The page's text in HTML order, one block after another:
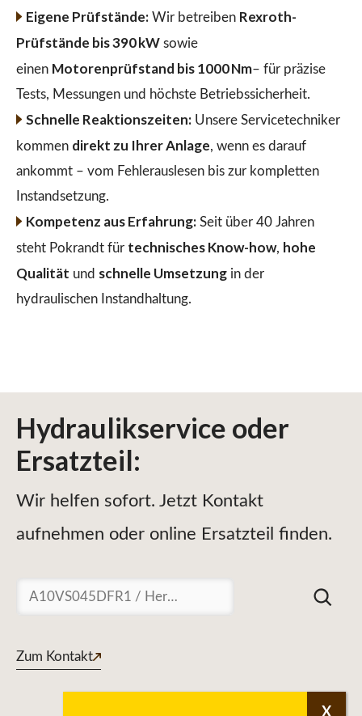
Eigene Prüfstände:Wir betreiben Rexroth-
Prüfstände bis 390 kW sowie
einen Motorenprüfstand bis 1000 Nm– für präzise
Tests, Messungen und höchste Betriebssicherheit.
Schnelle Reaktionszeiten:Unsere Servicetechniker
kommen direkt zu Ihrer Anlage, wenn es darauf
ankommt – vom Fehlerauslesen bis zur kompletten
Instandsetzung.
Kompetenz aus Erfahrung:Seit über 40 Jahren
steht Pokrandt für technisches Know-how, hohe
Qualität und schnelle Umsetzung in der
hydraulischen Instandhaltung.
Hydraulikservice oder
Ersatzteil:
Wir helfen sofort. Jetzt Kontakt
aufnehmen oder online Ersatzteil finden.
Suchen
Zum Kontakt